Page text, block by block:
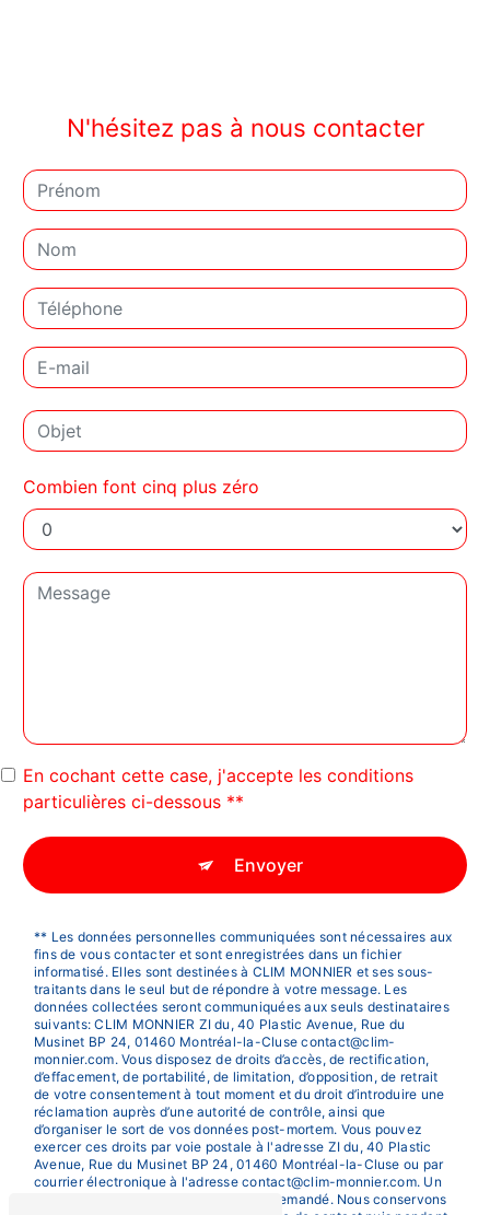
N'hésitez pas à nous contacter
Combien font cinq plus zéro
En cochant cette case, j'accepte les conditions
particulières ci-dessous **
Envoyer
** Les données personnelles communiquées sont nécessaires aux
fins de vous contacter et sont enregistrées dans un fichier
informatisé. Elles sont destinées à CLIM MONNIER et ses sous-
traitants dans le seul but de répondre à votre message. Les
données collectées seront communiquées aux seuls destinataires
suivants: CLIM MONNIER ZI du, 40 Plastic Avenue, Rue du
Musinet BP 24, 01460 Montréal-la-Cluse contact@clim-
monnier.com. Vous disposez de droits d’accès, de rectification,
d’effacement, de portabilité, de limitation, d’opposition, de retrait
de votre consentement à tout moment et du droit d’introduire une
réclamation auprès d’une autorité de contrôle, ainsi que
d’organiser le sort de vos données post-mortem. Vous pouvez
exercer ces droits par voie postale à l'adresse ZI du, 40 Plastic
Avenue, Rue du Musinet BP 24, 01460 Montréal-la-Cluse ou par
courrier électronique à l'adresse contact@clim-monnier.com. Un
justificatif d'identité pourra vous être demandé. Nous conservons